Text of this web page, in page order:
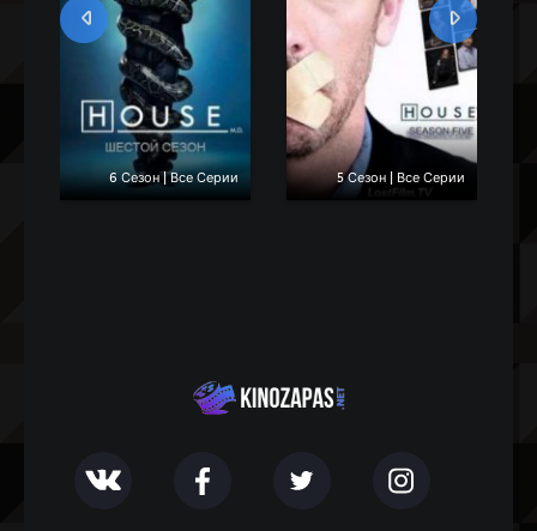
6 Сезон | Все Серии 5 Сезон | Все Серии